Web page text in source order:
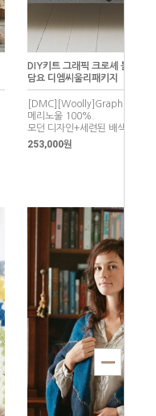
DIY키트 그래픽 크로셰 블랭킷
담요 디엠씨울리패키지
메리노울 100%.
모던 디자인+세련된 배색
253,000원